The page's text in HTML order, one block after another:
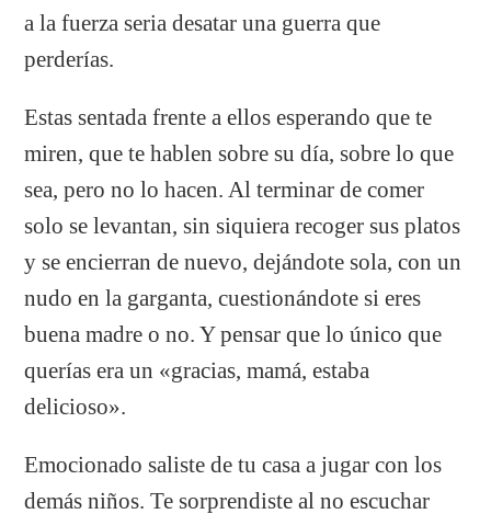
a la fuerza seria desatar una guerra que
perderías.
Estas sentada frente a ellos esperando que te
miren, que te hablen sobre su día, sobre lo que
sea, pero no lo hacen. Al terminar de comer
solo se levantan, sin siquiera recoger sus platos
y se encierran de nuevo, dejándote sola, con un
nudo en la garganta, cuestionándote si eres
buena madre o no. Y pensar que lo único que
querías era un «gracias, mamá, estaba
delicioso».
Emocionado saliste de tu casa a jugar con los
demás niños. Te sorprendiste al no escuchar